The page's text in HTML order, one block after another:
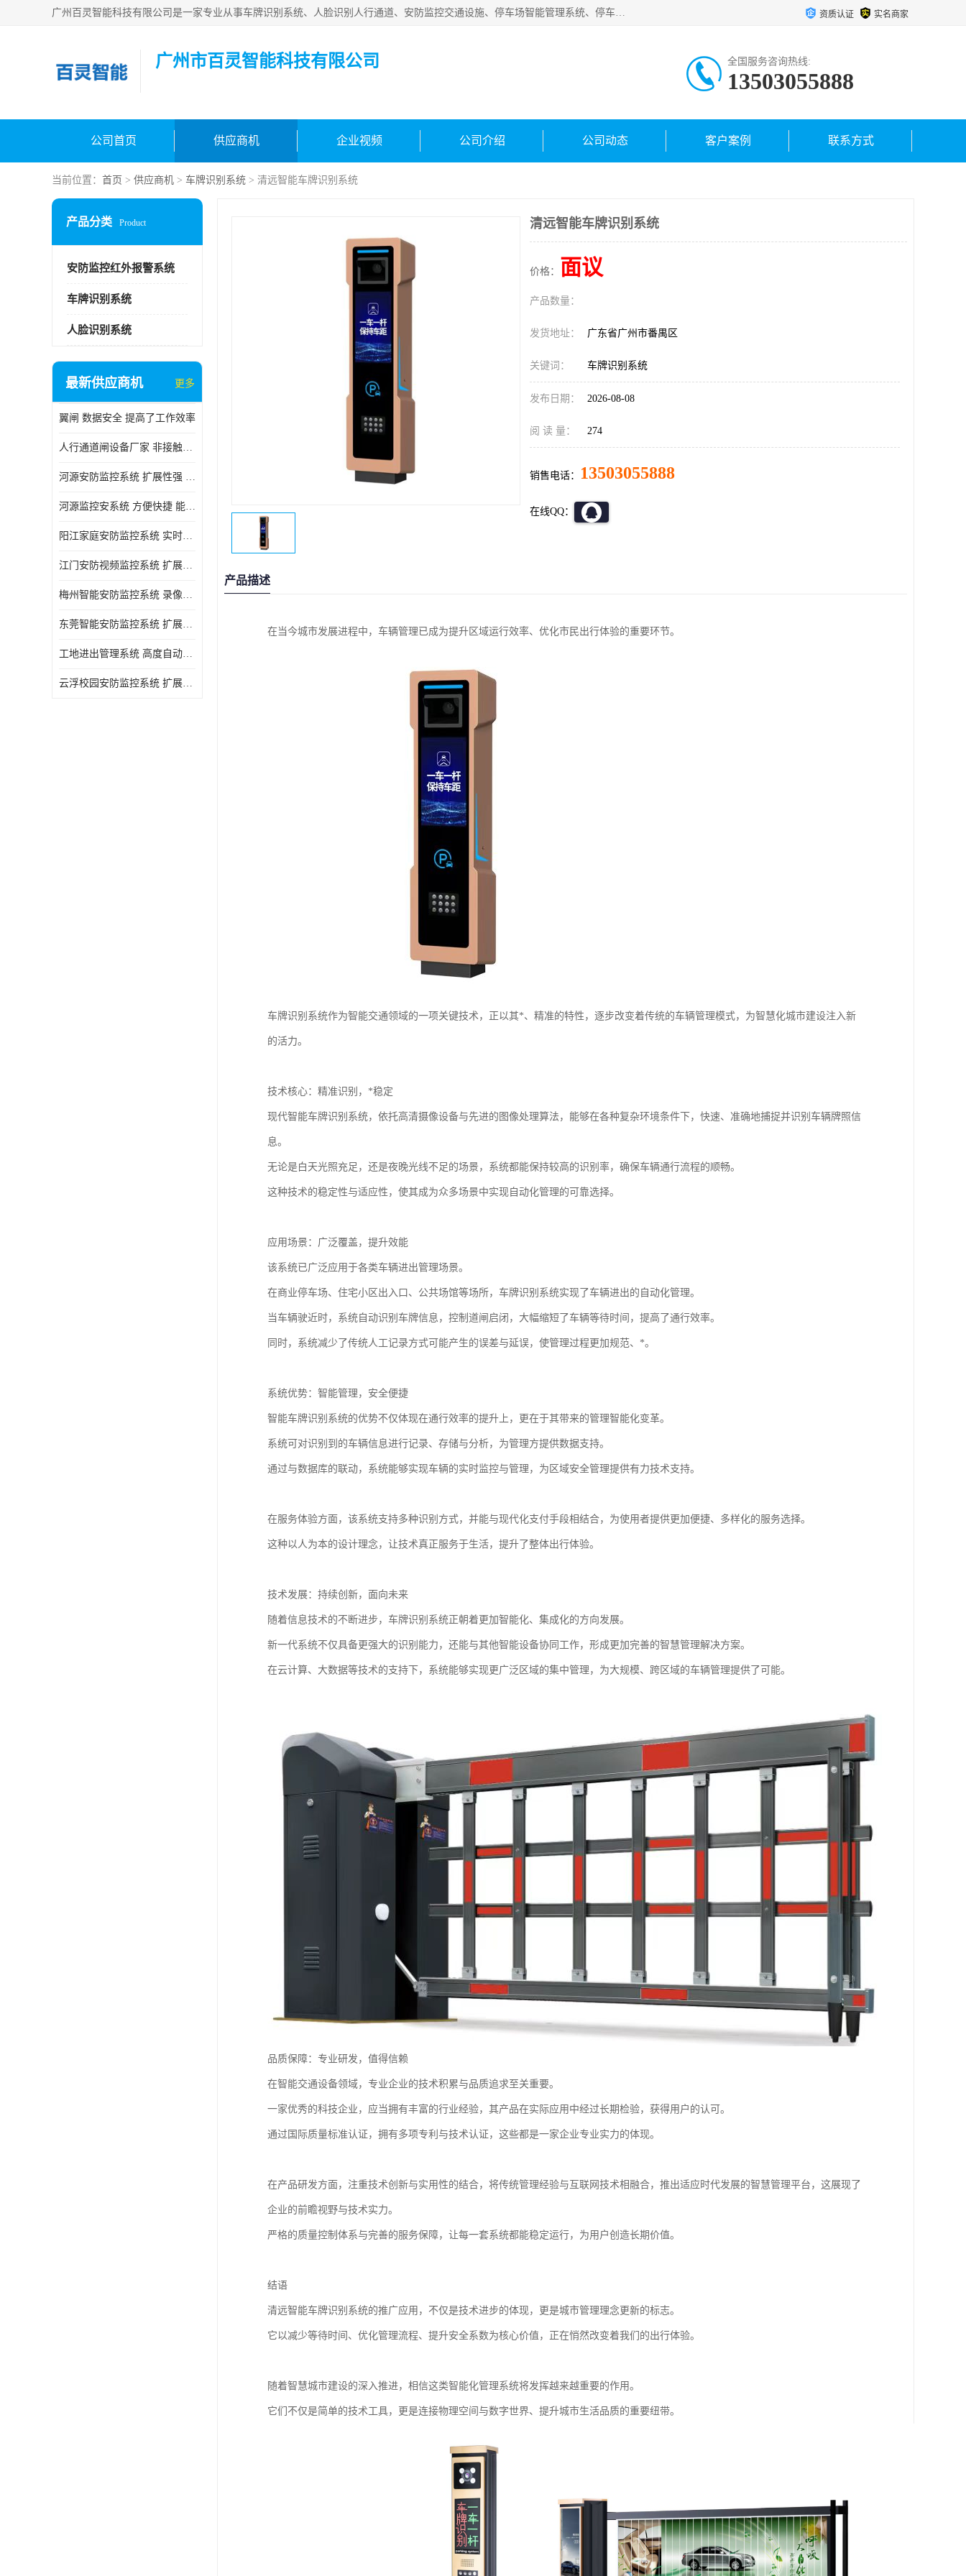
广州百灵智能科技有限公司是一家专业从事车牌识别系统、人脸识别人行通道、安防监控交通设施、停车场智能管理系统、停车场云平台、车牌识别一体机、自动道闸、通道设备、交通设施及交通划线等产品研发、生产和销售的高新技术企业。 资质认证 实名商家
广州市百灵智能科技有限公司 全国服务咨询热线:
13503055888
公司首页 供应商机 企业视频 公司介绍 公司动态 客户案例 联系方式
当前位置： 首页 > 供应商机 > 车牌识别系统 > 清远智能车牌识别系统
产品分类 Product
安防监控红外报警系统
车牌识别系统
人脸识别系统
最新供应商机 更多
翼闸 数据安全 提高了工作效率
人行通道闸设备厂家 非接触性 对用户的隐私更加尊重
河源安防监控系统 扩展性强 能够长时间稳定运行
河源监控安系统 方便快捷 能够长时间稳定运行
阳江家庭安防监控系统 实时监控 可以随时回放录像
江门安防视频监控系统 扩展性强 能够长时间稳定运行
梅州智能安防监控系统 录像存储 多通道监控
东莞智能安防监控系统 扩展性强 可以随时回放录像
工地进出管理系统 高度自动化 提高了工作效率
云浮校园安防监控系统 扩展性强 提高监控范围和效率
清远智能车牌识别系统
价格： 面议
产品数量：
发货地址： 广东省广州市番禺区
关键词： 车牌识别系统
发布日期： 2026-08-08
阅 读 量： 274
销售电话： 13503055888
在线QQ：
产品描述
在当今城市发展进程中，车辆管理已成为提升区域运行效率、优化市民出行体验的重要环节。
车牌识别系统作为智能交通领域的一项关键技术，正以其*、精准的特性，逐步改变着传统的车辆管理模式，为智慧化城市建设注入新
的活力。
技术核心：精准识别，*稳定
现代智能车牌识别系统，依托高清摄像设备与先进的图像处理算法，能够在各种复杂环境条件下，快速、准确地捕捉并识别车辆牌照信
息。
无论是白天光照充足，还是夜晚光线不足的场景，系统都能保持较高的识别率，确保车辆通行流程的顺畅。
这种技术的稳定性与适应性，使其成为众多场景中实现自动化管理的可靠选择。
应用场景：广泛覆盖，提升效能
该系统已广泛应用于各类车辆进出管理场景。
在商业停车场、住宅小区出入口、公共场馆等场所，车牌识别系统实现了车辆进出的自动化管理。
当车辆驶近时，系统自动识别车牌信息，控制道闸启闭，大幅缩短了车辆等待时间，提高了通行效率。
同时，系统减少了传统人工记录方式可能产生的误差与延误，使管理过程更加规范、*。
系统优势：智能管理，安全便捷
智能车牌识别系统的优势不仅体现在通行效率的提升上，更在于其带来的管理智能化变革。
系统可对识别到的车辆信息进行记录、存储与分析，为管理方提供数据支持。
通过与数据库的联动，系统能够实现车辆的实时监控与管理，为区域安全管理提供有力技术支持。
在服务体验方面，该系统支持多种识别方式，并能与现代化支付手段相结合，为使用者提供更加便捷、多样化的服务选择。
这种以人为本的设计理念，让技术真正服务于生活，提升了整体出行体验。
技术发展：持续创新，面向未来
随着信息技术的不断进步，车牌识别系统正朝着更加智能化、集成化的方向发展。
新一代系统不仅具备更强大的识别能力，还能与其他智能设备协同工作，形成更加完善的智慧管理解决方案。
在云计算、大数据等技术的支持下，系统能够实现更广泛区域的集中管理，为大规模、跨区域的车辆管理提供了可能。
品质保障：专业研发，值得信赖
在智能交通设备领域，专业企业的技术积累与品质追求至关重要。
一家优秀的科技企业，应当拥有丰富的行业经验，其产品在实际应用中经过长期检验，获得用户的认可。
通过国际质量标准认证，拥有多项专利与技术认证，这些都是一家企业专业实力的体现。
在产品研发方面，注重技术创新与实用性的结合，将传统管理经验与互联网技术相融合，推出适应时代发展的智慧管理平台，这展现了
企业的前瞻视野与技术实力。
严格的质量控制体系与完善的服务保障，让每一套系统都能稳定运行，为用户创造长期价值。
结语
清远智能车牌识别系统的推广应用，不仅是技术进步的体现，更是城市管理理念更新的标志。
它以减少等待时间、优化管理流程、提升安全系数为核心价值，正在悄然改变着我们的出行体验。
随着智慧城市建设的深入推进，相信这类智能化管理系统将发挥越来越重要的作用。
它们不仅是简单的技术工具，更是连接物理空间与数字世界、提升城市生活品质的重要纽带。